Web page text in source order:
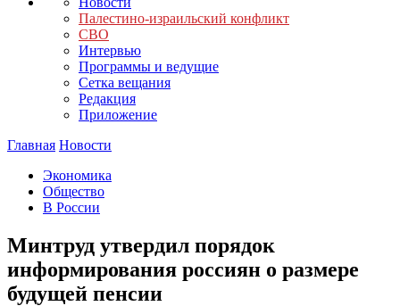
Палестино-израильский конфликт
СВО
Интервью
Программы и ведущие
Сетка вещания
Редакция
Приложение
Главная Новости
Экономика
Общество
В России
Минтруд утвердил порядок
информирования россиян о размере
будущей пенсии